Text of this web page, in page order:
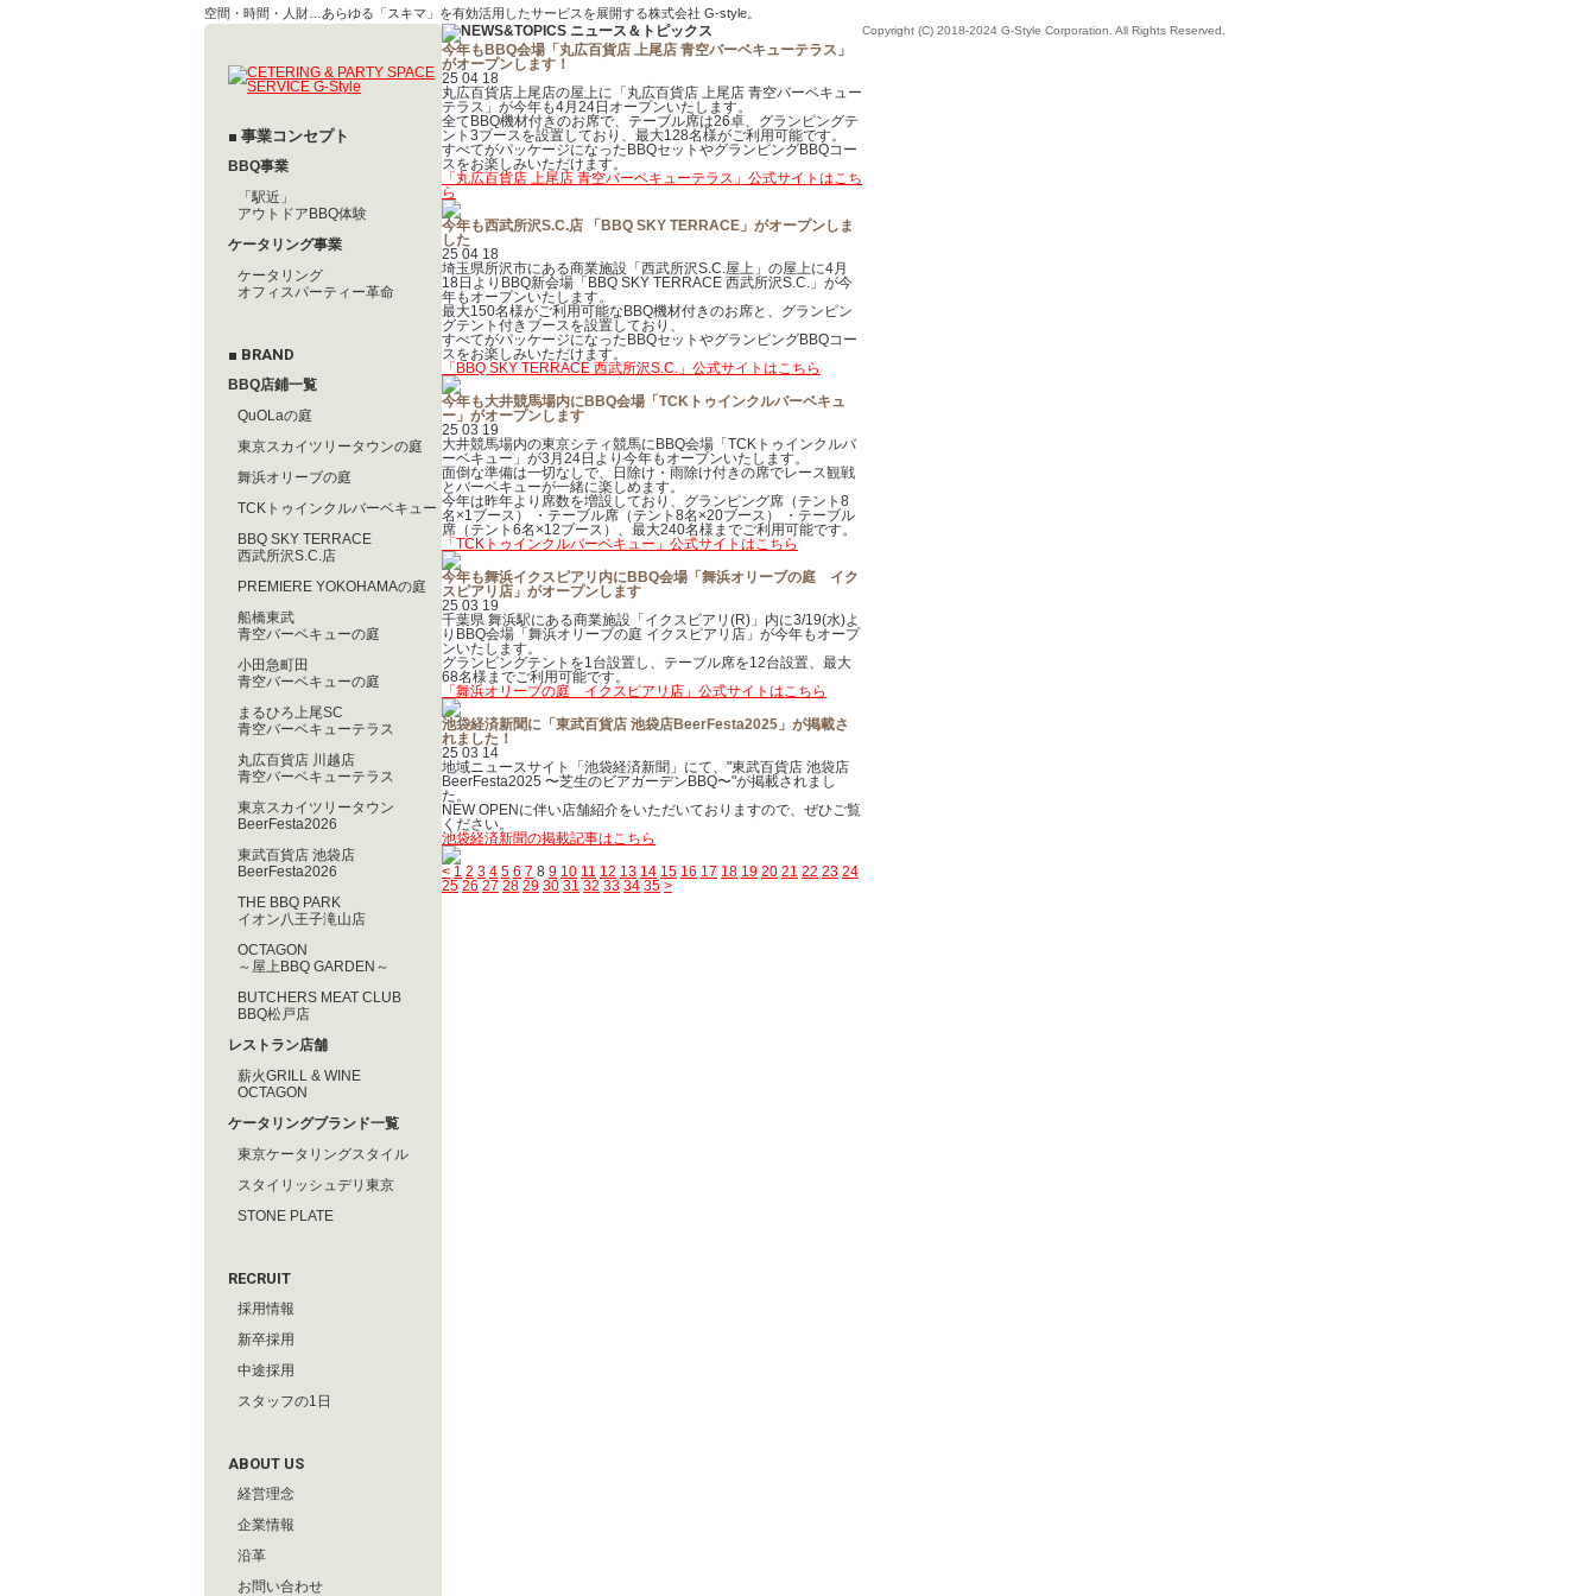
空間・時間・人財…あらゆる「スキマ」を有効活用したサービスを展開する株式会社 G-style。
■ 事業コンセプト
BBQ事業
「駅近」
アウトドアBBQ体験
ケータリング事業
ケータリング
オフィスパーティー革命
■ BRAND
BBQ店鋪一覧
QuOLaの庭
東京スカイツリータウンの庭
舞浜オリーブの庭
TCKトゥインクルバーベキュー
BBQ SKY TERRACE
西武所沢S.C.店
PREMIERE YOKOHAMAの庭
船橋東武
青空バーベキューの庭
小田急町田
青空バーベキューの庭
まるひろ上尾SC
青空バーベキューテラス
丸広百貨店 川越店
青空バーベキューテラス
東京スカイツリータウン
BeerFesta2026
東武百貨店 池袋店
BeerFesta2026
THE BBQ PARK
イオン八王子滝山店
OCTAGON
～屋上BBQ GARDEN～
BUTCHERS MEAT CLUB
BBQ松戸店
レストラン店舗
薪火GRILL & WINE
OCTAGON
ケータリングブランド一覧
東京ケータリングスタイル
スタイリッシュデリ東京
STONE PLATE
RECRUIT
採用情報
新卒採用
中途採用
スタッフの1日
ABOUT US
経営理念
企業情報
沿革
お問い合わせ
今年もBBQ会場「丸広百貨店 上尾店 青空バーベキューテラス」
がオープンします！
25 04 18
丸広百貨店上尾店の屋上に「丸広百貨店 上尾店 青空バーベキュー
テラス」が今年も4月24日オープンいたします。
全てBBQ機材付きのお席で、テーブル席は26卓、グランピングテ
ント3ブースを設置しており、最大128名様がご利用可能です。
すべてがパッケージになったBBQセットやグランピングBBQコー
スをお楽しみいただけます。
「丸広百貨店 上尾店 青空バーベキューテラス」公式サイトはこち
ら
今年も西武所沢S.C.店 「BBQ SKY TERRACE」がオープンしま
した
25 04 18
埼玉県所沢市にある商業施設「西武所沢S.C.屋上」の屋上に4月
18日よりBBQ新会場「BBQ SKY TERRACE 西武所沢S.C.」が今
年もオープンいたします。
最大150名様がご利用可能なBBQ機材付きのお席と、グランピン
グテント付きブースを設置しており、
すべてがパッケージになったBBQセットやグランピングBBQコー
スをお楽しみいただけます。
「BBQ SKY TERRACE 西武所沢S.C.」公式サイトはこちら
今年も大井競馬場内にBBQ会場「TCKトゥインクルバーベキュ
ー」がオープンします
25 03 19
大井競馬場内の東京シティ競馬にBBQ会場「TCKトゥインクルバ
ーベキュー」が3月24日より今年もオープンいたします。
面倒な準備は一切なしで、日除け・雨除け付きの席でレース観戦
とバーベキューが一緒に楽しめます。
今年は昨年より席数を増設しており、グランピング席（テント8
名×1ブース） ・テーブル席（テント8名×20ブース） ・テーブル
席（テント6名×12ブース）、最大240名様までご利用可能です。
「TCKトゥインクルバーベキュー」公式サイトはこちら
今年も舞浜イクスピアリ内にBBQ会場「舞浜オリーブの庭 イク
スピアリ店」がオープンします
25 03 19
千葉県 舞浜駅にある商業施設「イクスピアリ(R)」内に3/19(水)よ
りBBQ会場「舞浜オリーブの庭 イクスピアリ店」が今年もオープ
ンいたします。
グランピングテントを1台設置し、テーブル席を12台設置、最大
68名様までご利用可能です。
「舞浜オリーブの庭 イクスピアリ店」公式サイトはこちら
池袋経済新聞に「東武百貨店 池袋店BeerFesta2025」が掲載さ
れました！
25 03 14
地域ニュースサイト「池袋経済新聞」にて、"東武百貨店 池袋店
BeerFesta2025 〜芝生のビアガーデンBBQ〜"が掲載されまし
た。
NEW OPENに伴い店舗紹介をいただいておりますので、ぜひご覧
ください。
池袋経済新聞の掲載記事はこちら
< 1 2 3 4 5 6 7 8 9 10 11 12 13 14 15 16 17 18 19 20 21 22 23 24
25 26 27 28 29 30 31 32 33 34 35 >
Copyright (C) 2018-2024 G-Style Corporation. All Rights Reserved.